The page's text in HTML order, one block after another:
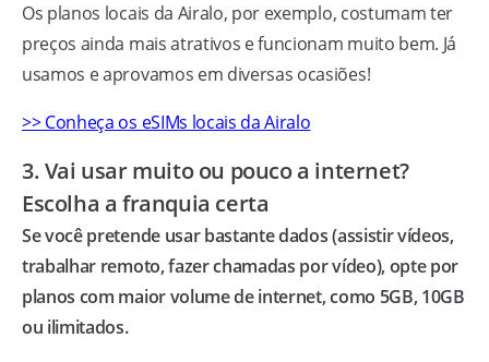
Os planos locais da Airalo, por exemplo, costumam ter
preços ainda mais atrativos e funcionam muito bem. Já
usamos e aprovamos em diversas ocasiões!
>> Conheça os eSIMs locais da Airalo
3. Vai usar muito ou pouco a internet?
Escolha a franquia certa
Se você pretende usar bastante dados (assistir vídeos,
trabalhar remoto, fazer chamadas por vídeo), opte por
planos com maior volume de internet, como 5GB, 10GB
ou ilimitados.